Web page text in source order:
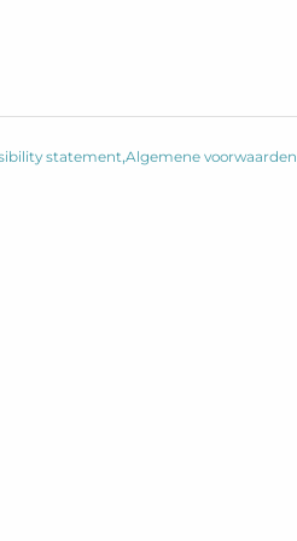
statement Algemene voorwaarden